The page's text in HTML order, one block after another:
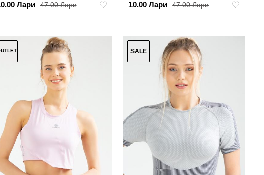
Лари 47.00 Лари 10.00 Лари 47.00 Лари
SALE